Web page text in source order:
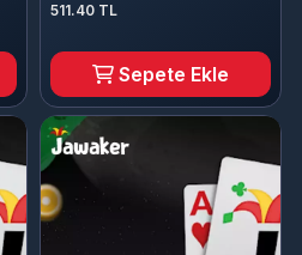
511.40 TL
Sepete Ekle